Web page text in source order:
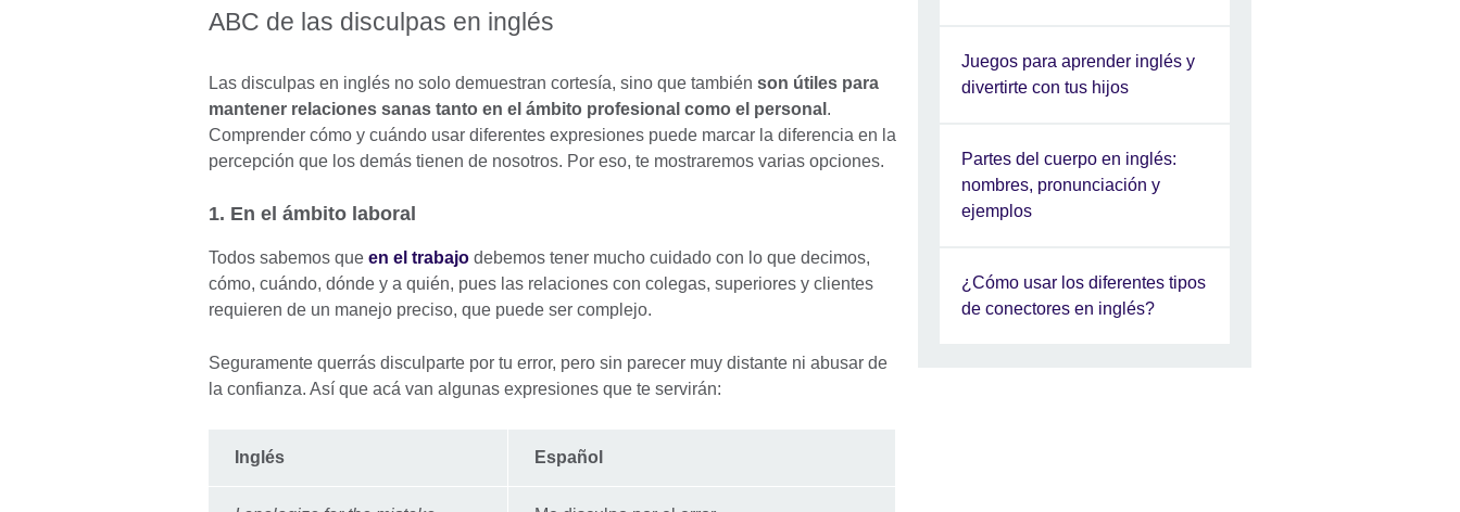
ABC de las disculpas en inglés
Las disculpas en inglés no solo demuestran cortesía, sino que también son útiles para
mantener relaciones sanas tanto en el ámbito profesional como el personal .
Comprender cómo y cuándo usar diferentes expresiones puede marcar la diferencia en la
percepción que los demás tienen de nosotros. Por eso, te mostraremos varias opciones.
1. En el ámbito laboral
Todos sabemos que en el trabajo debemos tener mucho cuidado con lo que decimos,
cómo, cuándo, dónde y a quién, pues las relaciones con colegas, superiores y clientes
requieren de un manejo preciso, que puede ser complejo.
Seguramente querrás disculparte por tu error, pero sin parecer muy distante ni abusar de
la confianza. Así que acá van algunas expresiones que te servirán:
Inglés Español
Juegos para aprender inglés y
divertirte con tus hijos
Partes del cuerpo en inglés:
nombres, pronunciación y
ejemplos
¿Cómo usar los diferentes tipos
de conectores en inglés?